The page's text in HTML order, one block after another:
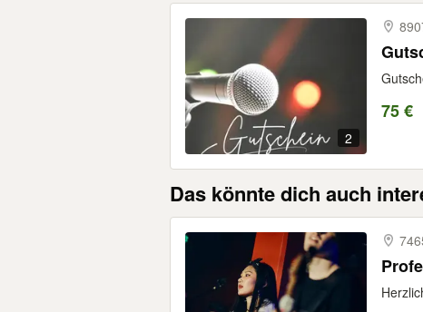
2
75 €
Das könnte dich auch